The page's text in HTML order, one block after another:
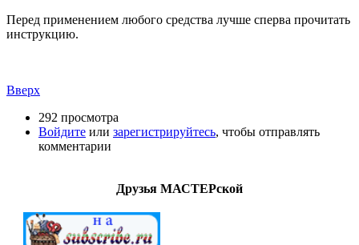
Перед применением любого средства лучше сперва прочитать
инструкцию.
Вверх
292 просмотра
Войдите или зарегистрируйтесь, чтобы отправлять
комментарии
Друзья МАСТЕРской